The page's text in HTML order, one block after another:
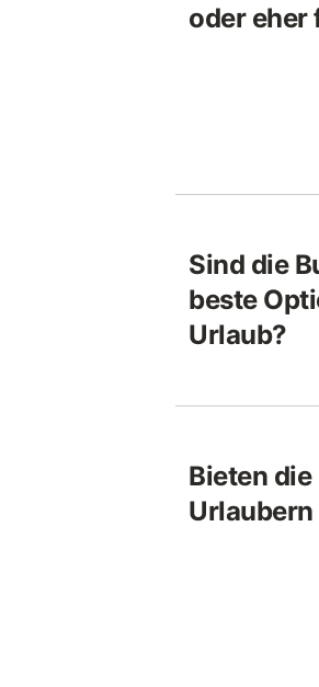
oder eher
Sind die
beste
Urlaub?
Bieten